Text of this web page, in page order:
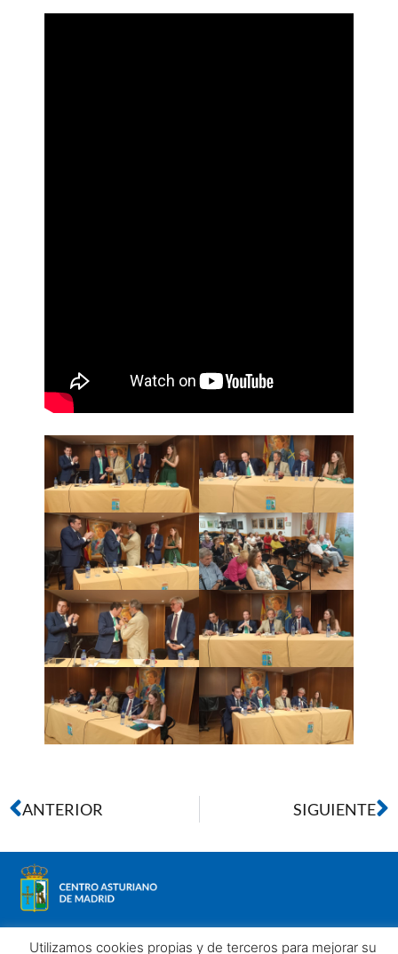
ANTERIOR SIGUIENTE
Utilizamos cookies propias y de terceros para mejorar su